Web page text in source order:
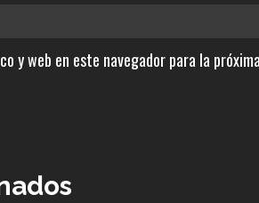
y web en este navegador para la